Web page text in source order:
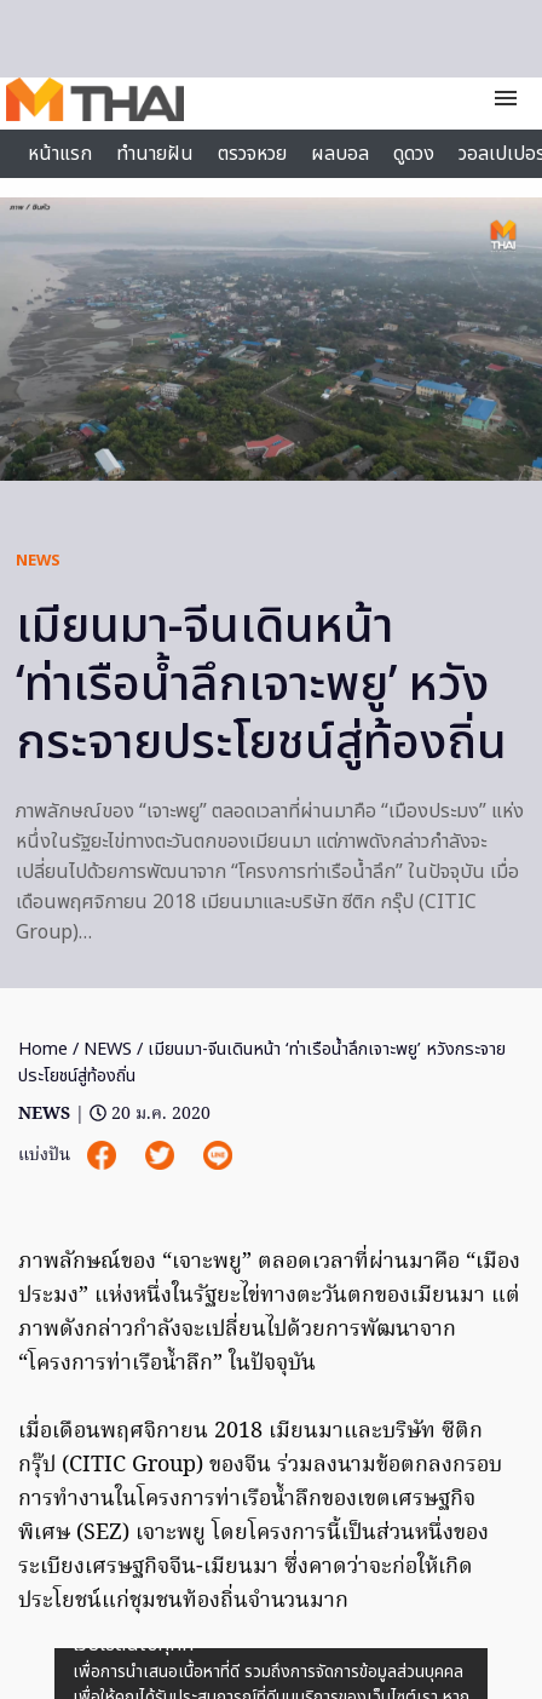
menu
หน้าแรก
ทำนายฝัน ตรวจหวย ผลบอล ดูดวง
วอลเปเป
ไลฟ์สไตล์
NEWS
เมียนมา-จีนเดินหน้า
‘ท่าเรือน้ำลึกเจาะพยู’ หวัง
กระจายประโยชน์สู่ท้องถิ่น
ภาพลักษณ์ของ “เจาะพยู” ตลอดเวลาที่ผ่านมาคือ “เมืองประมง” แห่ง
หนึ่งในรัฐยะไข่ทางตะวันตกของเมียนมา แต่ภาพดังกล่าวกำลังจะ
เปลี่ยนไปด้วยการพัฒนาจาก “โครงการท่าเรือน้ำลึก” ในปัจจุบัน เมื่อ
เดือนพฤศจิกายน 2018 เมียนมาและบริษัท ซีติก กรุ๊ป (CITIC
Group)…
Home / NEWS / เมียนมา-จีนเดินหน้า ‘ท่าเรือน้ำลึกเจาะพยู’ หวังกระจาย
ประโยชน์สู่ท้องถิ่น
NEWS |
20 ม.ค. 2020
แบ่งปัน
ภาพลักษณ์ของ “เจาะพยู” ตลอดเวลาที่ผ่านมาคือ “เมือง
ประมง” แห่งหนึ่งในรัฐยะไข่ทางตะวันตกของเมียนมา แต่
ภาพดังกล่าวกำลังจะเปลี่ยนไปด้วยการพัฒนาจาก
“โครงการท่าเรือน้ำลึก” ในปัจจุบัน
เมื่อเดือนพฤศจิกายน 2018 เมียนมาและบริษัท ซีติก
กรุ๊ป (CITIC Group) ของจีน ร่วมลงนามข้อตกลงกรอบ
การทำงานในโครงการท่าเรือน้ำลึกของเขตเศรษฐกิจ
พิเศษ (SEZ) เจาะพยู โดยโครงการนี้เป็นส่วนหนึ่งของ
ระเบียงเศรษฐกิจจีน-เมียนมา ซึ่งคาดว่าจะก่อให้เกิด
ประโยชน์แก่ชุมชนท้องถิ่นจำนวนมาก